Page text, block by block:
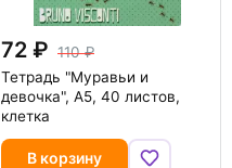
72
110
Тетрадь "Муравьи и
девочка", А5, 40 листов,
клетка
В корзину